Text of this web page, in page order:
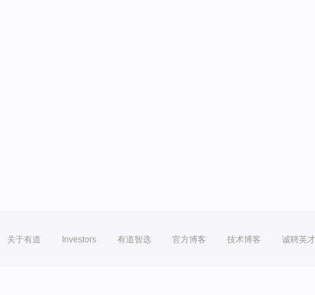
关于有道 Investors 有道智选 官方博客 技术博客 诚聘英才